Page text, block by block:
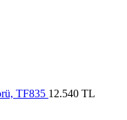
TF835 12.540 TL